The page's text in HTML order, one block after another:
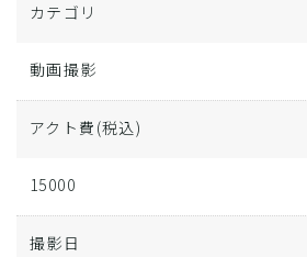
カテゴリ
動画撮影
アクト費 (税込)
15000
撮影日